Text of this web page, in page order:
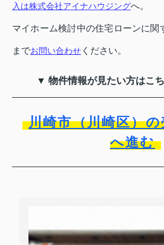
入は株式会社アイナハウジングへ。
マイホーム検討中の住宅ローンに関
までお問い合わせ ください。
▼ 物件情報が見たい方はこ
川崎市（川崎区）
へ進む